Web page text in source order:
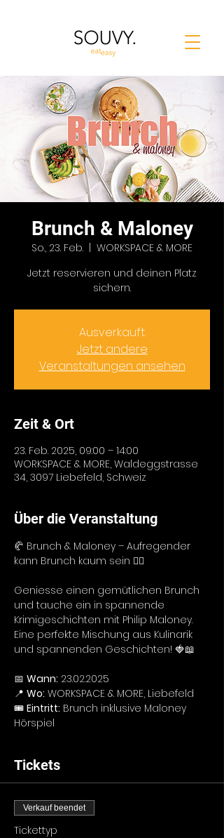
Brunch & Maloney
So., 23. Feb.
WORKSPACE & MORE
Jetzt reservieren und deinen Platz
sichern.
Ausverkauft.
Jetzt andere
Veranstaltungen ansehen
Zeit & Ort
23. Feb. 2025, 09:00 – 14:00
WORKSPACE & MORE, Waldeggstrasse
34, 3097 Liebefeld, Schweiz
Über die Veranstaltung
🥐 Brunch & Maloney – Aufregender
kann Brunch kaum sein 🕵️‍♂️
Geniesse einen gemütlichen Brunch
und tauche ein in spannende
Krimigeschichten mit Philip Maloney.
Eine perfekte Mischung aus Kulinarik
und spannenden Geschichten! 🍓📖
📅 Wann: 23.02.2025
📍 Wo: WORKSPACE & MORE, Liebefeld
🎟️ Eintritt: Brunch inklusive Maloney
Hörspiel
Tickets
Verkauf beendet
Tickettyp